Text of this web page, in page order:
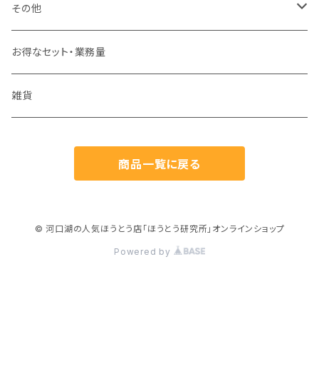
スナック
ジャーキー
お菓子
その他
うなぎ
海鮮味噌
お得なセット・業務量
雑貨
商品一覧に戻る
© 河口湖の人気ほうとう店「ほうとう研究所」オンラインショップ
Powered by